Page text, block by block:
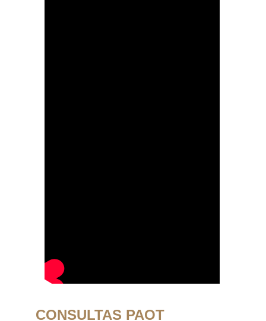
CONSULTAS PAOT